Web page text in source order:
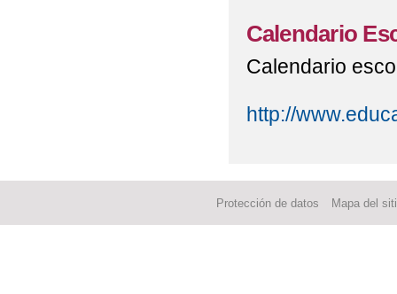
Calendario
Calendario
http://
Protección de datos Mapa del